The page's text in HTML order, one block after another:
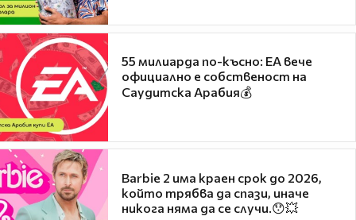
55 милиарда по-късно: EA вече
официално е собственост на
Саудитска Арабия💰
Barbie 2 има краен срок до 2026,
който трябва да спази, иначе
никога няма да се случи.😯💥